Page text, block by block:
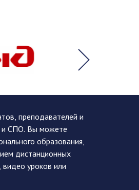
преподавателей и
и СПО. Вы можете
образования,
дистанционных
уроков или